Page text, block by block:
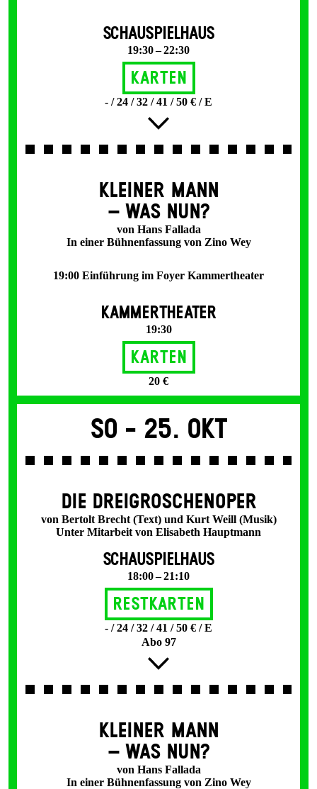
SCHAUSPIELHAUS
19:30 – 22:30
Karten
- / 24 / 32 / 41 / 50 € / E
KLEINER MANN
– WAS NUN?
von Hans Fallada
In einer Bühnenfassung von Zino Wey
19:00 Einführung im Foyer Kammertheater
KAMMERTHEATER
19:30
Karten
20 €
So - 25. Okt
DIE DREI­GROSCHEN­OPER
von Bertolt Brecht (Text) und Kurt Weill (Musik)
Unter Mitarbeit von Elisabeth Hauptmann
SCHAUSPIELHAUS
18:00 – 21:10
Restkarten
- / 24 / 32 / 41 / 50 € / E
Abo 97
KLEINER MANN
– WAS NUN?
von Hans Fallada
In einer Bühnenfassung von Zino Wey